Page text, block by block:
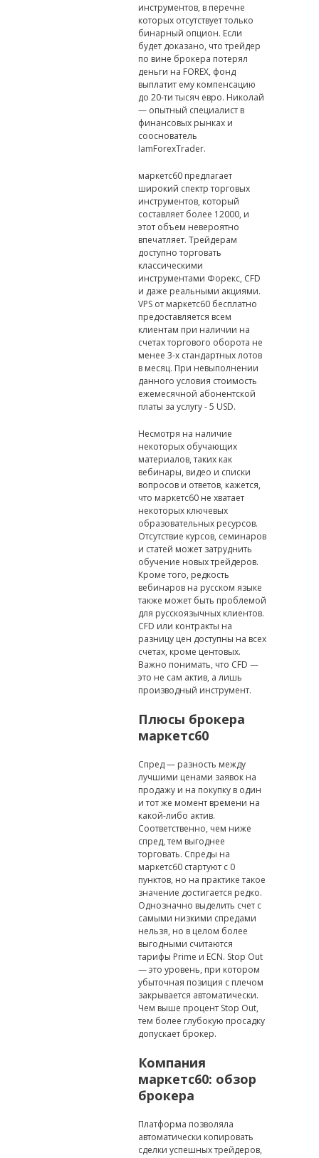
инструментов, в перечне
которых отсутствует только
бинарный опцион. Если
будет доказано, что трейдер
по вине брокера потерял
деньги на FOREX, фонд
выплатит ему компенсацию
до 20-ти тысяч евро. Николай
— опытный специалист в
финансовых рынках и
сооснователь
IamForexTrader.
маркетс60 предлагает
широкий спектр торговых
инструментов, который
составляет более 12000, и
этот объем невероятно
впечатляет. Трейдерам
доступно торговать
классическими
инструментами Форекс, CFD
и даже реальными акциями.
VPS от маркетс60 бесплатно
предоставляется всем
клиентам при наличии на
счетах торгового оборота не
менее 3-х стандартных лотов
в месяц. При невыполнении
данного условия стоимость
ежемесячной абонентской
платы за услугу - 5 USD.
Несмотря на наличие
некоторых обучающих
материалов, таких как
вебинары, видео и списки
вопросов и ответов, кажется,
что маркетс60 не хватает
некоторых ключевых
образовательных ресурсов.
Отсутствие курсов, семинаров
и статей может затруднить
обучение новых трейдеров.
Кроме того, редкость
вебинаров на русском языке
также может быть проблемой
для русскоязычных клиентов.
CFD или контракты на
разницу цен доступны на всех
счетах, кроме центовых.
Важно понимать, что CFD —
это не сам актив, а лишь
производный инструмент.
Плюсы брокера
маркетс60
Спред — разность между
лучшими ценами заявок на
продажу и на покупку в один
и тот же момент времени на
какой-либо актив.
Соответственно, чем ниже
спред, тем выгоднее
торговать. Спреды на
маркетс60 стартуют с 0
пунктов, но на практике такое
значение достигается редко.
Однозначно выделить счет с
самыми низкими спредами
нельзя, но в целом более
выгодными считаются
тарифы Prime и ECN. Stop Out
— это уровень, при котором
убыточная позиция с плечом
закрывается автоматически.
Чем выше процент Stop Out,
тем более глубокую просадку
допускает брокер.
Компания
маркетс60: обзор
брокера
Платформа позволяла
автоматически копировать
сделки успешных трейдеров,